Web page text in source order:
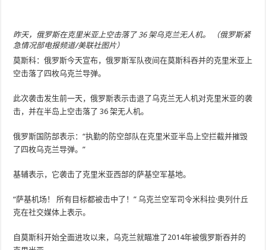
昨天，俄罗斯在克里米亚上空击落了 36 架乌克兰无人机。 （俄罗斯紧
急情况部电报频道/美联社图片）
莫斯科：俄罗斯今天宣布，俄罗斯军队夜间在莫斯科吞并的克里米亚上
空击落了四枚乌克兰导弹。
此次袭击发生前一天，俄罗斯表示击退了乌克兰无人机对克里米亚的袭
击，并在半岛上空击落了 36 架无人机。
俄罗斯国防部表示：“执勤的防空部队在克里米亚半岛上空拦截并摧毁
了四枚乌克兰导弹。”
基辅表示，它袭击了克里米亚西部的萨基空军基地。
“萨基机场！ 所有目标都被击中了！” 乌克兰空军司令米科拉·奥列什丘
克在社交媒体上表示。
自莫斯科开始全面进攻以来，乌克兰就瞄准了2014年被俄罗斯吞并的